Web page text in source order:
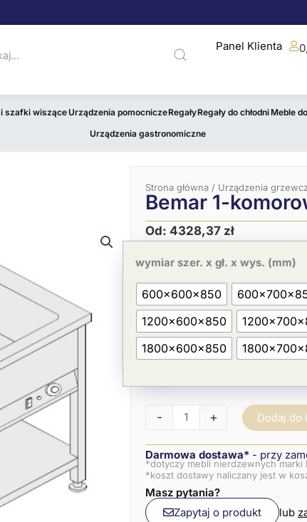
Panel Klienta
i szafki wisząceUrządzenia pomocniczeRegałyRegały do chłodniMeble
Urządzenia gastronomiczne
Strona główna / Urządzenia
Bemar 1-
Od: 4328,37 zł
wymiar szer. x gł. x wys. (mm)
600x600x850
1200x600x850
1800x600x850
-
Bemar
komorowy
GN
1/1
z
półką
+ Dodaj do
Darmowa dostawa* - przy
*dotyczy mebli nierdzewnych marki
*koszt dostawy naliczany jest w
Masz pytania?
Zapytaj o produkt
lub